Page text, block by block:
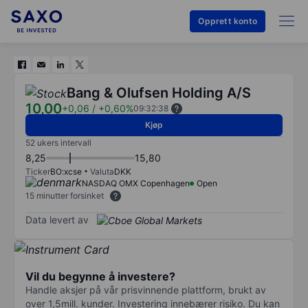
Opprett konto
Bang & Olufsen Holding A/S
10,00+0,06 / +0,60%09:32:38
Kjøp
52 ukers intervall
8,25 15,80
TickerBO:xcse ValutaDKK
NASDAQ OMX Copenhagen
Open
15 minutter forsinket
Data levert av
Vil du begynne å investere?
Handle aksjer på vår prisvinnende plattform, brukt av
over 1,5mill. kunder. Investering innebærer risiko. Du kan